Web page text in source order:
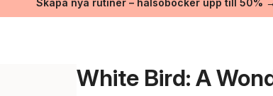
Skapa nya rutiner – hälsoböcker upp till 50% →
White Bird: A